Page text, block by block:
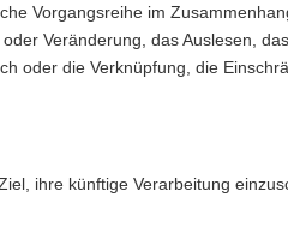
Vorgangsreihe im
Veränderung, das Auslesen,
oder die Verknüpfung, die
ihre künftige Verarbeitung